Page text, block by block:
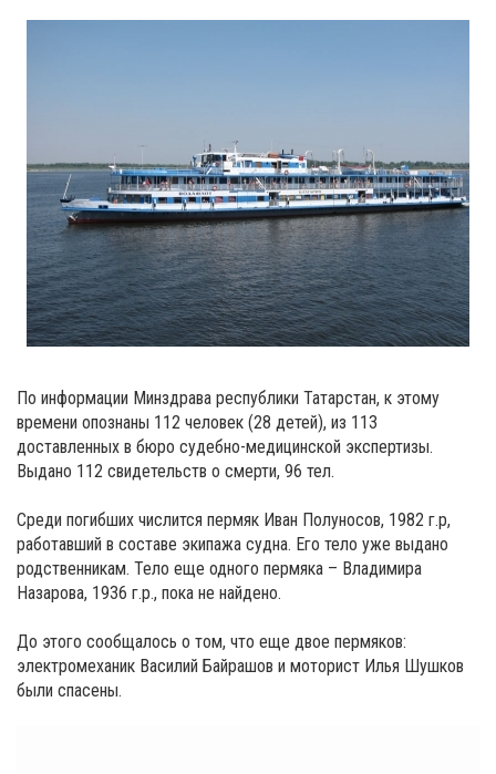
По информации Минздрава республики Татарстан, к этому
времени опознаны 112 человек (28 детей), из 113
доставленных в бюро судебно-медицинской экспертизы.
Выдано 112 свидетельств о смерти, 96 тел.
Среди погибших числится пермяк Иван Полуносов, 1982 г.р,
работавший в составе экипажа судна. Его тело уже выдано
родственникам. Тело еще одного пермяка – Владимира
Назарова, 1936 г.р., пока не найдено.
До этого сообщалось о том, что еще двое пермяков:
электромеханик Василий Байрашов и моторист Илья Шушков
были спасены.